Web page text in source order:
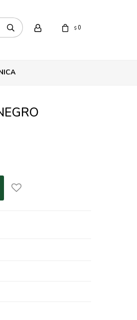
$ 0